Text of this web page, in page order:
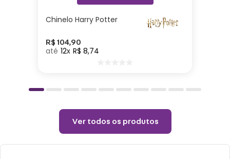
Pequena: Altura: 16cm| Largura: 24cm|
Comprimento: 3cm| Material: PVC
Comprimento: 3cm| Material: PVC
Cuidados e recomendações de uso:
Não exceder peso máximo suportado.
Limpar com pano úmido.
Chinelo Harry Potter
R$ 104,90
12 R$ 8,74
Ver todos os produtos